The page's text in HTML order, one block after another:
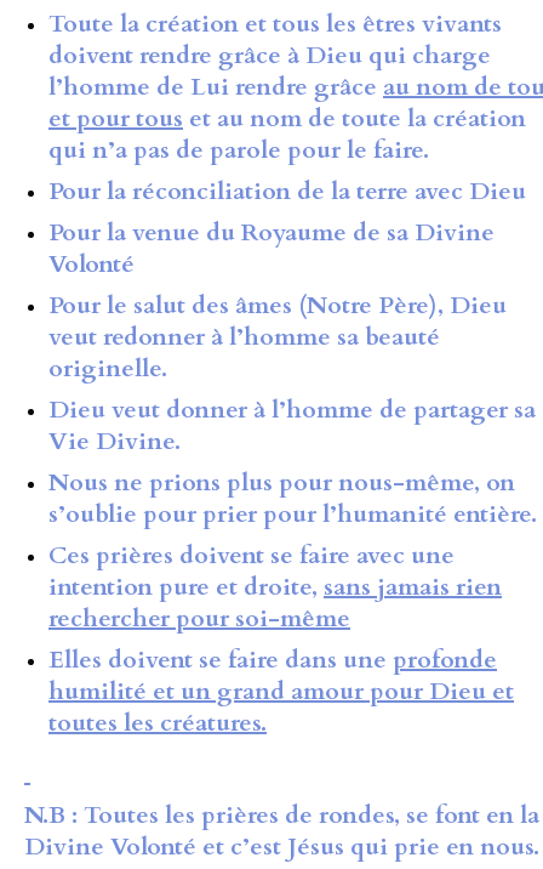
Toute la création et tous les êtres vivants
doivent rendre grâce à Dieu qui charge
l’homme de Lui rendre grâce au nom de
et pour tous et au nom de toute la création
qui n’a pas de parole pour le faire.
Pour la réconciliation de la terre avec Dieu
Pour la venue du Royaume de sa Divine
Volonté
Pour le salut des âmes (Notre Père), Dieu
veut redonner à l’homme sa beauté
originelle.
Dieu veut donner à l’homme de partager sa
Vie Divine.
Nous ne prions plus pour nous-même, on
s’oublie pour prier pour l’humanité entière.
Ces prières doivent se faire avec une
intention pure et droite, sans jamais rien
rechercher pour soi-même
Elles doivent se faire dans une profonde
humilité et un grand amour pour Dieu et
toutes les créatures.
N.B : Toutes les prières de rondes, se font en la
Divine Volonté et c’est Jésus qui prie en nous.